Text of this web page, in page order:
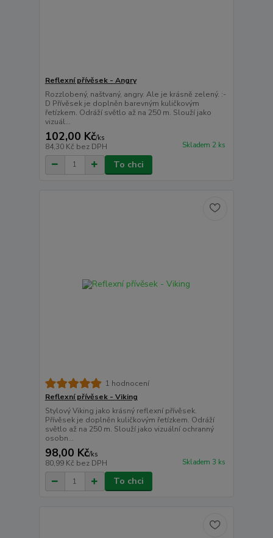
Reflexní přívěsek - Angry
Rozzlobený, naštvaný, angry. Ale je krásně zelený. :-
D Přívěsek je doplněn barevným kuličkovým
řetízkem. Odráží světlo až na 250 m. Slouží jako
vizuál...
102,00 Kč/ks
84,30 Kč bez DPH Skladem 2 ks
To chci
1 hodnocení
Reflexní přívěsek - Viking
Stylový Viking jako krásný reflexní přívěsek.
Přívěsek je doplněn kuličkovým řetízkem. Odráží
světlo až na 250 m. Slouží jako vizuální ochranný
osobn...
98,00 Kč/ks
80,99 Kč bez DPH Skladem 3 ks
To chci